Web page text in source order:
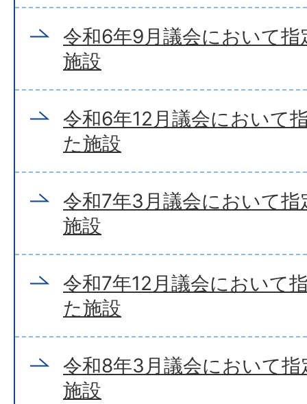
令和6年9月議会において
施設
令和6年12月議会において
た施設
令和7年3月議会において
施設
令和7年12月議会において
た施設
令和8年3月議会において
施設